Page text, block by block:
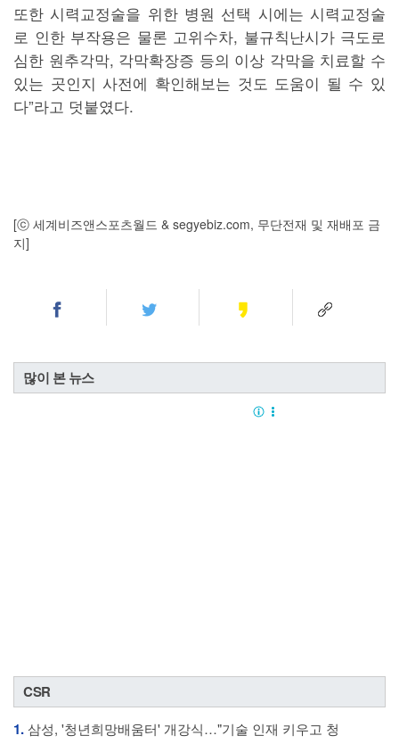
또한 시력교정술을 위한 병원 선택 시에는 시력교정술
로 인한 부작용은 물론 고위수차, 불규칙난시가 극도로
심한 원추각막, 각막확장증 등의 이상 각막을 치료할 수
있는 곳인지 사전에 확인해보는 것도 도움이 될 수 있
다”라고 덧붙였다.
[ⓒ 세계비즈앤스포츠월드 & segyebiz.com, 무단전재 및 재배포 금
지]
많이 본 뉴스
CSR
1.삼성, '청년희망배움터' 개강식…"기술 인재 키우고 청